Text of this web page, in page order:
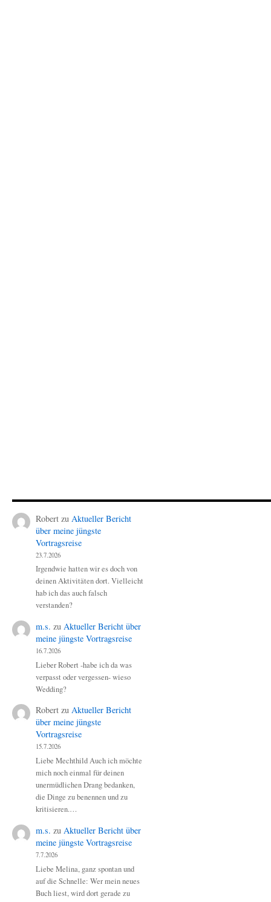
Robert zu Aktueller Bericht
über meine jüngste
Vortragsreise
23.7.2026
Irgendwie hatten wir es doch von
deinen Aktivitäten dort. Vielleicht
hab ich das auch falsch
verstanden?
m.s. zu Aktueller Bericht über
meine jüngste Vortragsreise
16.7.2026
Lieber Robert -habe ich da was
verpasst oder vergessen- wieso
Wedding?
Robert zu Aktueller Bericht
über meine jüngste
Vortragsreise
15.7.2026
Liebe Mechthild Auch ich möchte
mich noch einmal für deinen
unermüdlichen Drang bedanken,
die Dinge zu benennen und zu
kritisieren.…
m.s. zu Aktueller Bericht über
meine jüngste Vortragsreise
7.7.2026
Liebe Melina, ganz spontan und
auf die Schnelle: Wer mein neues
Buch liest, wird dort gerade zu